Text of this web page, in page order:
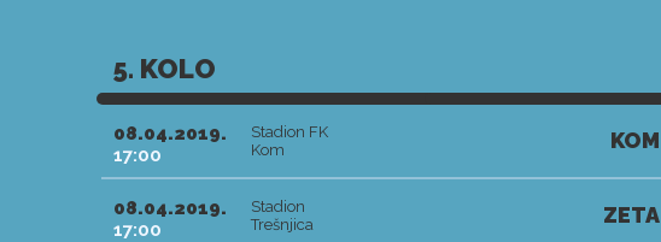
5. KOLO
08.04.2019.
17:00
Stadion FK
Kom
KOM
08.04.2019.
17:00
Stadion
Trešnjica
ZETA